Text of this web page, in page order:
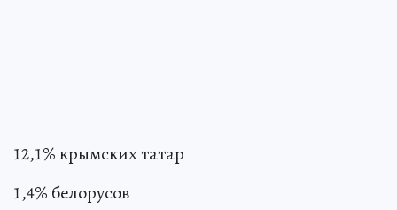
12,1% крымских татар
1,4% белорусов